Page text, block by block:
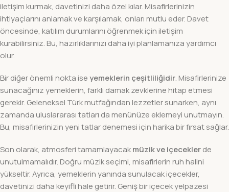
iletişim kurmak, davetinizi daha özel kılar. Misafirlerinizin
ihtiyaçlarını anlamak ve karşılamak, onları mutlu eder. Davet
öncesinde, katılım durumlarını öğrenmek için iletişim
kurabilirsiniz. Bu, hazırlıklarınızı daha iyi planlamanıza yardımcı
olur.
Bir diğer önemli nokta iseyemeklerin çeşitliliğidir. Misafirlerinize
sunacağınız yemeklerin, farklı damak zevklerine hitap etmesi
gerekir. Geleneksel Türk mutfağından lezzetler sunarken, aynı
zamanda uluslararası tatları da menünüze eklemeyi unutmayın.
Bu, misafirlerinizin yeni tatlar denemesi için harika bir fırsat sağlar.
Son olarak, atmosferi tamamlayacakmüzik ve içeceklerde
unutulmamalıdır. Doğru müzik seçimi, misafirlerin ruh halini
yükseltir. Ayrıca, yemeklerin yanında sunulacak içecekler,
davetinizi daha keyifli hale getirir. Geniş bir içecek yelpazesi